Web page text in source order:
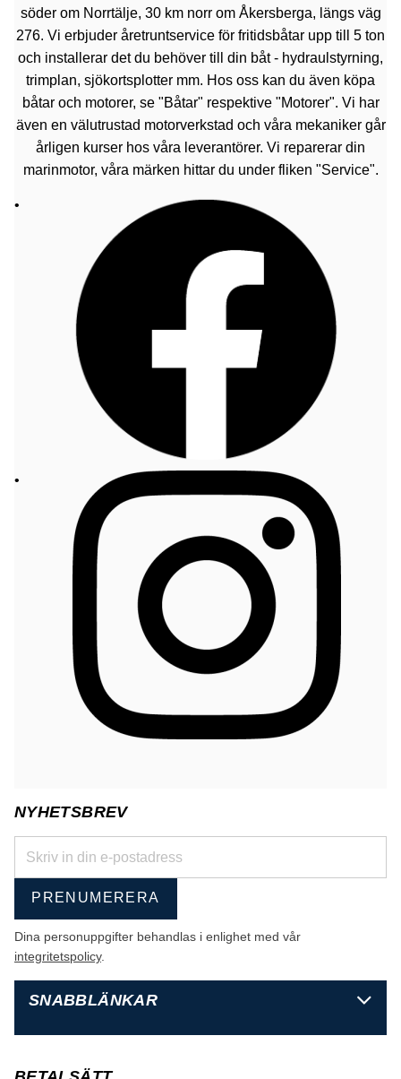
söder om Norrtälje, 30 km norr om Åkersberga, längs väg
276. Vi erbjuder åretruntservice för fritidsbåtar upp till 5 ton
och installerar det du behöver till din båt - hydraulstyrning,
trimplan, sjökortsplotter mm. Hos oss kan du även köpa
båtar och motorer, se "Båtar" respektive "Motorer". Vi har
även en välutrustad motorverkstad och våra mekaniker går
årligen kurser hos våra leverantörer. Vi reparerar din
marinmotor, våra märken hittar du under fliken "Service".
NYHETSBREV
PRENUMERERA
Dina personuppgifter behandlas i enlighet med vår
integritetspolicy.
SNABBLÄNKAR